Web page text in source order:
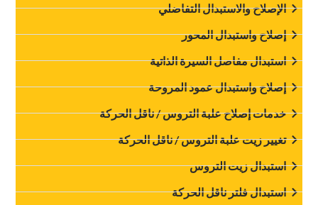
‏الإصلاح والاستبدال التفاضلي‏
‏إصلاح واستبدال المحور‏
‏استبدال مفاصل السيرة الذاتية‏
‏إصلاح واستبدال عمود المروحة‏
‏خدمات إصلاح علبة التروس / ناقل الحركة‏
‏تغيير زيت علبة التروس / ناقل الحركة‏
‏استبدال زيت التروس‏
‏استبدال فلتر ناقل الحركة‏